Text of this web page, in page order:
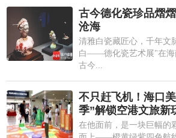
古今德化瓷珍品熠
沧海
清雅白瓷藏匠心，千年文
白——德化瓷艺术展"在海
古今...
不只赶飞机！海口
季”解锁空港文旅新
在他面前，是一块巨幅的